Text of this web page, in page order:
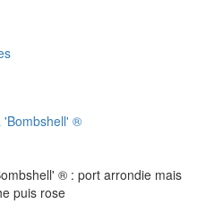
® : port arrondie mais
puis rose